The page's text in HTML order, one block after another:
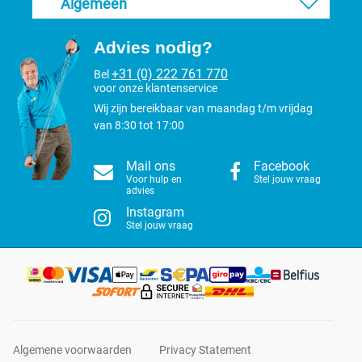
Algemeen
Advies nodig?
Bel +31 (0) 222 761 770
voor onze klantenservice
Wij zijn bereikbaar van maandag t/m vrijdag
van 8:30 tot 17:00
Mail ons
Voor hulp en
advies
Facebook
Stel jouw vraag
Instagram
Stel jouw vraag
Algemene voorwaarden Privacy Statement